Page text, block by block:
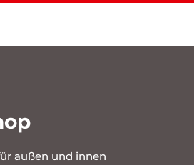
außen und innen